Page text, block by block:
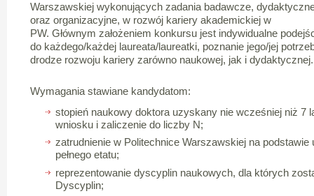
Warszawskiej wykonujących zadania badawcze,
oraz organizacyjne, w rozwój kariery akademickiej w
PW. Głównym założeniem konkursu jest indywidualne
do każdego/każdej laureata/laureatki, poznanie jego/jej
drodze rozwoju kariery zarówno naukowej, jak i dydaktycznej.
Wymagania stawiane kandydatom:
stopień naukowy doktora uzyskany nie wcześniej niż 7
wniosku i zaliczenie do liczby N;
zatrudnienie w Politechnice Warszawskiej na
pełnego etatu;
reprezentowanie dyscyplin naukowych, dla których
Dyscyplin;